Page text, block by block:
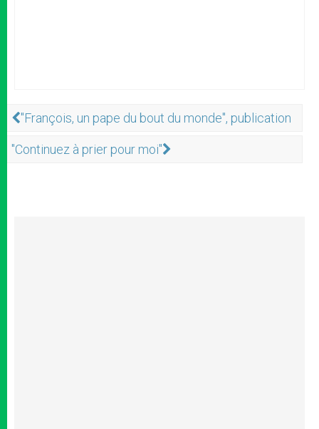
"François, un pape du bout du monde", publication
"Continuez à prier pour moi"